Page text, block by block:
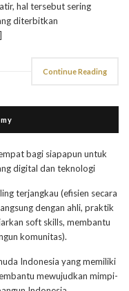
hal tersebut sering
diterbitkan
Continue Reading
bagi siapapun untuk
digital dan teknologi
terjangkau (efisien secara
dengan ahli, praktik
soft skills, membantu
komunitas).
Indonesia yang memiliki
mewujudkan mimpi-